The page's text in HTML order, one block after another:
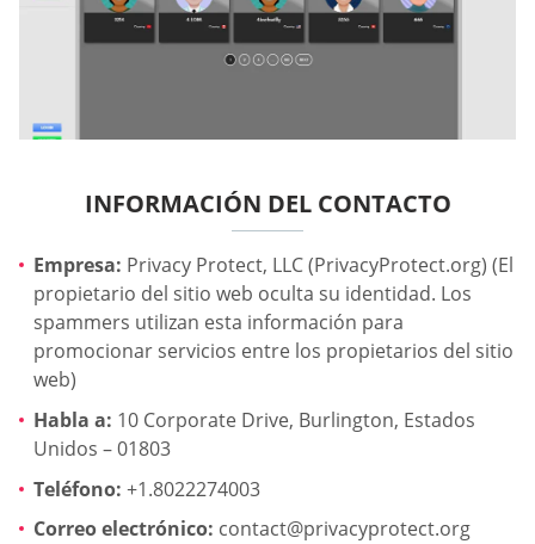
INFORMACIÓN DEL CONTACTO
Empresa: Privacy Protect, LLC (PrivacyProtect.org) (El
propietario del sitio web oculta su identidad. Los
spammers utilizan esta información para
promocionar servicios entre los propietarios del sitio
web)
Habla a: 10 Corporate Drive, Burlington, Estados
Unidos – 01803
Teléfono: +1.8022274003
Correo electrónico: contact@privacyprotect.org